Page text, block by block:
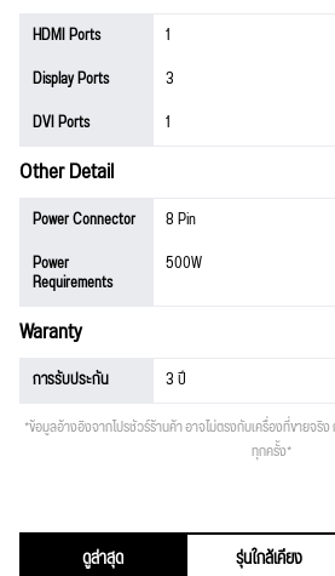
HDMI Ports
1
Display Ports
3
DVI Ports
1
Other Detail
Power Connector
8 Pin
Power
Requirements
500W
Waranty
การรับประกัน 3 ปี
*ข้อมูลอ้างอิงจากโปรชัวร์ร้านค้า อาจไม่ตรงกับเครื่องที่ขายจ
ทุกครั้ง*
ดูล่าสุด รุ่นใกล้เคียง